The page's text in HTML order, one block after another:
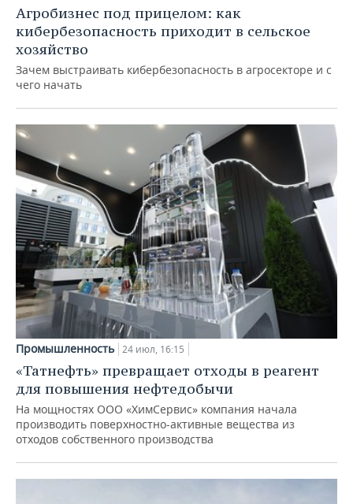
Агробизнес под прицелом: как
кибербезопасность приходит в сельское
хозяйство
Зачем выстраивать кибербезопасность в агросекторе и с
чего начать
Промышленность 24 июл, 16:15
«Татнефть» превращает отходы в реагент
для повышения нефтедобычи
На мощностях ООО «ХимСервис» компания начала
производить поверхностно-активные вещества из
отходов собственного производства